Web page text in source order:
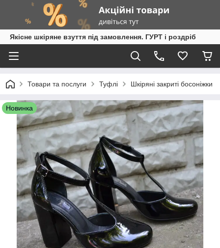
Якісне шкіряне взуття під замовлення. ГУРТ і роздріб
Товари та послуги Туфлі Шкіряні закриті босоніжки
Новинка